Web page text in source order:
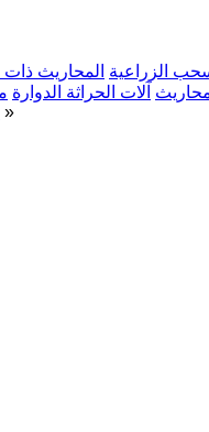
الزراعية المحاريث ذات
آلات الحراثة الدوارة
»